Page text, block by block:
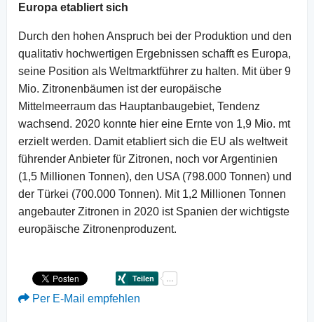
Europa etabliert sich
Durch den hohen Anspruch bei der Produktion und den
qualitativ hochwertigen Ergebnissen schafft es Europa,
seine Position als Weltmarktführer zu halten. Mit über 9
Mio. Zitronenbäumen ist der europäische
Mittelmeerraum das Hauptanbaugebiet, Tendenz
wachsend. 2020 konnte hier eine Ernte von 1,9 Mio. mt
erzielt werden. Damit etabliert sich die EU als weltweit
führender Anbieter für Zitronen, noch vor Argentinien
(1,5 Millionen Tonnen), den USA (798.000 Tonnen) und
der Türkei (700.000 Tonnen). Mit 1,2 Millionen Tonnen
angebauter Zitronen in 2020 ist Spanien der wichtigste
europäische Zitronenproduzent.
Per E-Mail empfehlen